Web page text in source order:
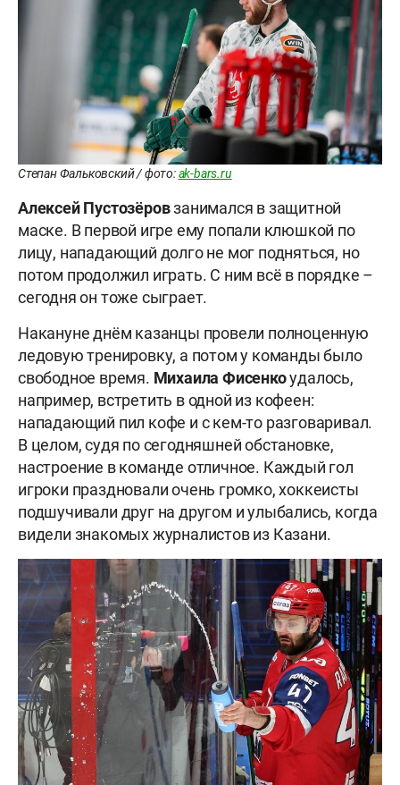
Степан Фальковский / фото:ak-bars.ru
Алексей Пустозёровзанимался в защитной
маске. В первой игре ему попали клюшкой по
лицу, нападающий долго не мог подняться, но
потом продолжил играть. С ним всё в порядке –
сегодня он тоже сыграет.
Накануне днём казанцы провели полноценную
ледовую тренировку, а потом у команды было
свободное время. Михаила Фисенкоудалось,
например, встретить в одной из кофеен:
нападающий пил кофе и с кем-то разговаривал.
В целом, судя по сегодняшней обстановке,
настроение в команде отличное. Каждый гол
игроки праздновали очень громко, хоккеисты
подшучивали друг на другом и улыбались, когда
видели знакомых журналистов из Казани.